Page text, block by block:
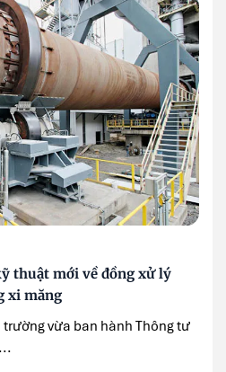
thuật mới về đồng xử lý
xi măng
trường vừa ban hành Thông tư